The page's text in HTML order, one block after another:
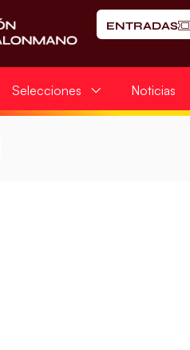
ENTRADAS
Selecciones Noticias